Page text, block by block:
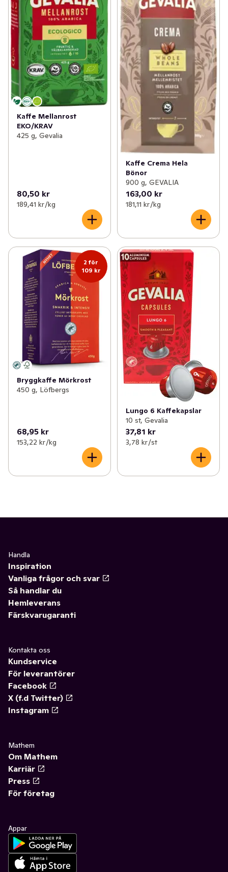
Kaffe Mellanrost
EKO/KRAV
425 g, Gevalia
80,50 kr
189,41 kr /kg
Kaffe Crema Hela
Bönor
900 g, GEVALIA
163,00 kr
181,11 kr /kg
2 för
109 kr
Bryggkaffe Mörkrost
450 g, Löfbergs
68,95 kr
153,22 kr /kg
Lungo 6 Kaffekapslar
10 st, Gevalia
37,81 kr
3,78 kr /st
Handla
Inspiration
Vanliga frågor och svar
Så handlar du
Hemleverans
Färskvarugaranti
Kontakta oss
Kundservice
För leverantörer
Facebook
X (f.d Twitter)
Instagram
Mathem
Om Mathem
Karriär
Press
För företag
Appar